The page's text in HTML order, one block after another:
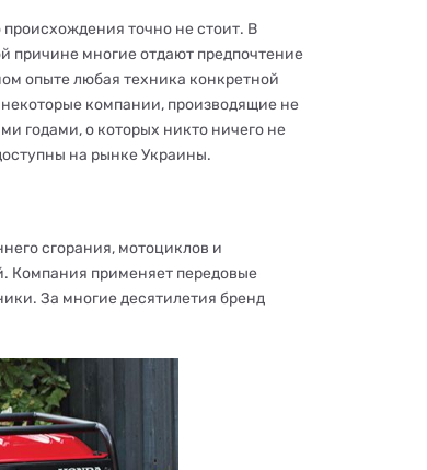
точно не стоит. В
причине многие отдают предпочтение
опыте любая техника конкретной
компании, производящие не
годами, о которых никто ничего не
на рынке Украины.
сгорания, мотоциклов и
Компания применяет передовые
За многие десятилетия бренд